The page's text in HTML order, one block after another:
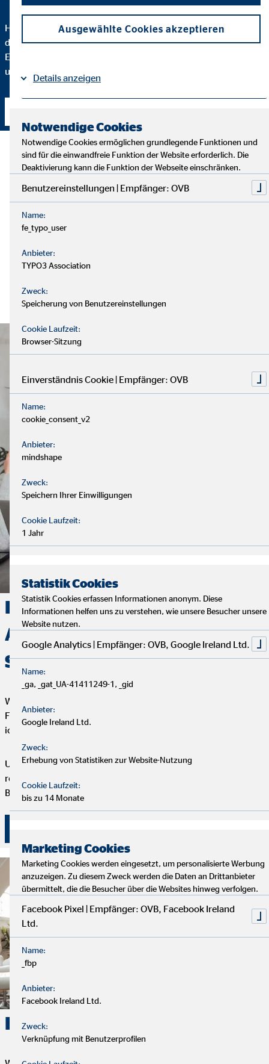
Hier bekommst du all das, was das Bildungssystem und Teile
der Branche versäumt haben, weilunserJob Menschen sind:
Eine ehrliche Beratung auf Augenhöhe zu allen Themen rund
um Investments, Versicherungen und Finanzierungen.
Deine Finanzen, Dein Weg:
Analyse, Beratung und
Service
Wir starten mit einem entspannten Analysegespräch, um deine
Finanzen und Ziele kennenzulernen. Anschließend präsentiere
ich dir maßgeschneiderte Finanzlösungen.
Um deine Finanzplanung aktuell zu halten, bieten wir
regelmäßige Servicegespräche an. Vertrauen und persönliche
Betreuung stehen bei uns an erster Stelle.
Karriere. Erfolg. OVB.
Ausgewählte Cookies akzeptieren
Details anzeigen
Notwendige Cookies
Notwendige Cookies ermöglichen grundlegende Funktionen und
sind für die einwandfreie Funktion der Website erforderlich. Die
Deaktivierung kann die Funktion der Webseite einschränken.
Benutzereinstellungen | Empfänger: OVB
Name:
fe_typo_user
Anbieter:
TYPO3 Association
Zweck:
Speicherung von Benutzereinstellungen
Cookie Laufzeit:
Browser-Sitzung
Einverständnis Cookie | Empfänger: OVB
Name:
cookie_consent_v2
Anbieter:
mindshape
Zweck:
Speichern Ihrer Einwilligungen
Cookie Laufzeit:
1 Jahr
Statistik Cookies
Statistik Cookies erfassen Informationen anonym. Diese
Informationen helfen uns zu verstehen, wie unsere Besucher unsere
Website nutzen.
Google Analytics | Empfänger: OVB, Google Ireland Ltd.
Name:
_ga, _gat_UA-41411249-1, _gid
Anbieter:
Google Ireland Ltd.
Zweck:
Erhebung von Statistiken zur Website-Nutzung
Cookie Laufzeit:
bis zu 14 Monate
Marketing Cookies
Marketing Cookies werden eingesetzt, um personalisierte Werbung
anzuzeigen. Zu diesem Zweck werden die Daten an Drittanbieter
übermittelt, die die Besucher über die Websites hinweg verfolgen.
Facebook Pixel | Empfänger: OVB, Facebook Ireland
Ltd.
Name:
_fbp
Anbieter:
Facebook Ireland Ltd.
Zweck:
Verknüpfung mit Benutzerprofilen